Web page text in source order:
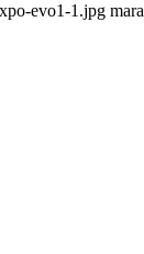
evo1-1.jpg mara